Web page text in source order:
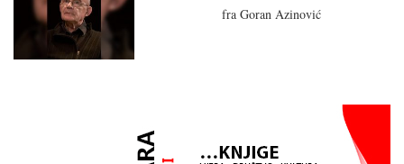
fra Goran Azinović